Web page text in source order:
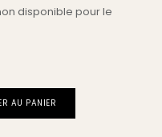
disponible pour le
AU PANIER